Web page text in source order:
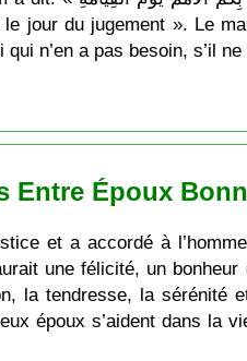
jour du jugement ». Le
n’en a pas besoin, s’il
Entre Époux
et a accordé à
une félicité, un
la tendresse, la
époux s’aident dans la